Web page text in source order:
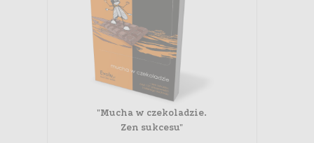
"Mucha w czekoladzie.
Zen sukcesu"